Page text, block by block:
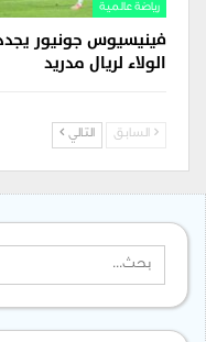
رياضة عالمية
فينيسيوس جونيور يجدد
الولاء لريال مدريد
السابق التالي